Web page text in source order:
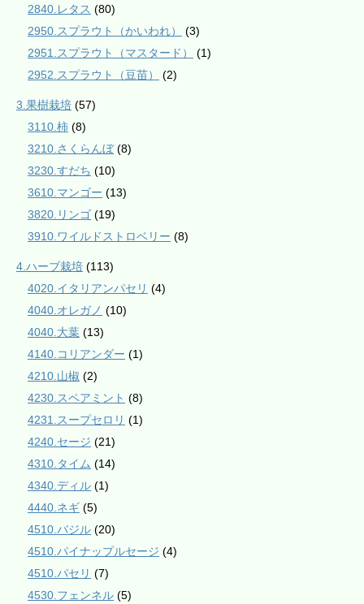
2840.レタス (80)
2950.スプラウト（かいわれ）
(3)
2951.スプラウト（マスタード）
(1)
2952.スプラウト（豆苗）
(2)
3.果樹栽培 (57)
3110.柿 (8)
3210.さくらんぼ(8)
3230.すだち (10)
3610.マンゴー (13)
3820.リンゴ (19)
3910.ワイルドストロベリー (8)
4.ハーブ栽培 (113)
4020.イタリアンパセリ (4)
4040.オレガノ (10)
4040.大葉 (13)
4140.コリアンダー (1)
4210.山椒 (2)
4230.スペアミント (8)
4231.スープセロリ (1)
4240.セージ (21)
4310.タイム (14)
4340.ディル (1)
4440.ネギ (5)
4510.バジル (20)
4510.パイナップルセージ (4)
4510.パセリ (7)
4530.フェンネル (5)